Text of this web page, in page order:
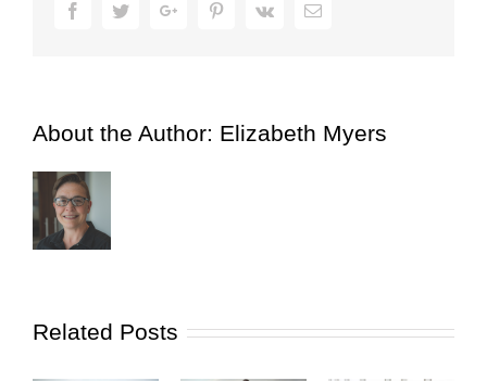
FacebookTwitterGoogle+ PinterestVk Email
About the Author: Elizabeth Myers
Related Posts